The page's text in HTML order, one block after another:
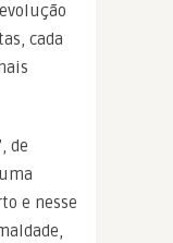
cada
de
e nesse